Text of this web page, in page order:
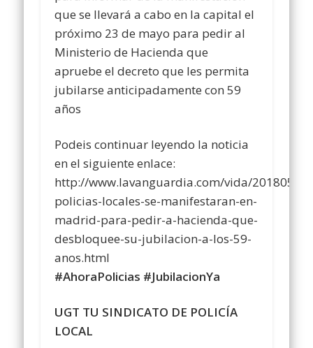
que se llevará a cabo en la capital el
próximo 23 de mayo para pedir al
Ministerio de Hacienda que
apruebe el decreto que les permita
jubilarse anticipadamente con 59
años
Podeis continuar leyendo la noticia
en el siguiente enlace:
http://www.lavanguardia.com/vida/
policias-locales-se-manifestaran-en-
madrid-para-pedir-a-hacienda-que-
desbloquee-su-jubilacion-a-los-59-
anos.html
#AhoraPolicias #JubilacionYa
UGT TU SINDICATO DE POLICÍA
LOCAL